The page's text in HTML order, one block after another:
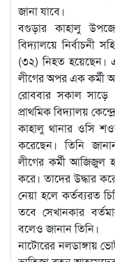
জানা যাবে।
বগুড়ার কাহালু
বিদ্যালয়ে নির্বাচনী
(৩২) নিহত
লীগের অপর এক কর্মী
রোববার সকাল সাড়ে
প্রাথমিক বিদ্যালয়
কাহালু থানার ওসি
করেছেন। তিনি
লীগের কর্মী
করে। তাদের উদ্ধার
নেয়া হলে কর্তব্যরত
তবে সেখানকার
বলেও জানান তিনি।
নাটোরের নলডাঙ্গায়